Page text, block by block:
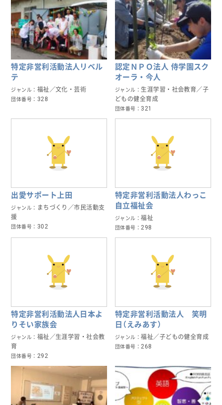
特定非営利活動法人リベル
テ
ジャンル 福祉／文化・芸術
団体番号 328
認定ＮＰＯ法人 侍学園スク
オーラ・今人
ジャンル
生涯学習・社会教育／子
どもの健全育成
団体番号 321
出愛サポート上田
ジャンル
まちづくり／市民活動支
援
団体番号 302
特定非営利活動法人わっこ
自立福祉会
ジャンル 福祉
団体番号 298
特定非営利活動法人日本よ
りそい家族会
ジャンル
福祉／生涯学習・社会教
育
団体番号 292
特定非営利活動法人 笑明
日（えみあす）
ジャンル 福祉／子どもの健全育成
団体番号 268